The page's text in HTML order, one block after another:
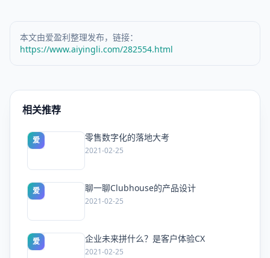
本文由爱盈利整理发布，链接：
https://www.aiyingli.com/282554.html
相关推荐
爱 零售数字化的落地大考
2021-02-25
爱 聊一聊Clubhouse的产品设计
2021-02-25
爱 企业未来拼什么？是客户体验CX
2021-02-25